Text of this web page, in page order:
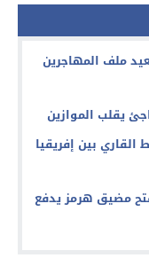
ملف المهاجرين
يقلب الموازين
بين إفريقيا
مضيق هرمز يدفع